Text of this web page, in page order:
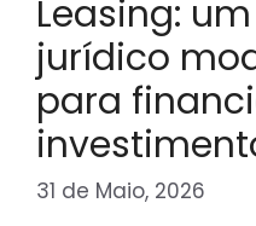
Leasing:
jurídico
para
31 de Maio, 2026